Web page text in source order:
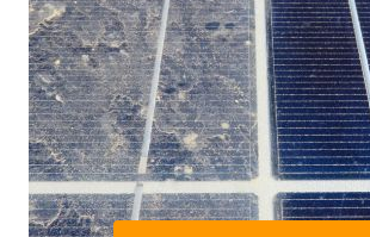
Offerte aanvragen
Altijd binnen 24 uur reactie